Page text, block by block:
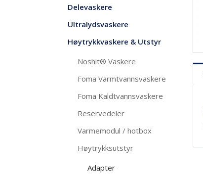
Delevaskere
Ultralydsvaskere
Høytrykkvaskere & Utstyr
Noshit® Vaskere
Foma Varmtvannsvaskere
Foma Kaldtvannsvaskere
Reservedeler
Varmemodul / hotbox
Høytrykksutstyr
Adapter